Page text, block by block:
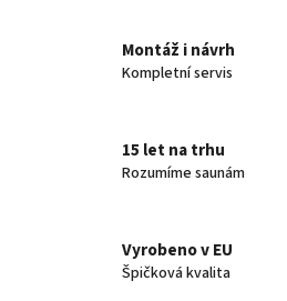
Montáž i návrh
Kompletní servis
15 let na trhu
Rozumíme saunám
Vyrobeno v EU
Špičková kvalita